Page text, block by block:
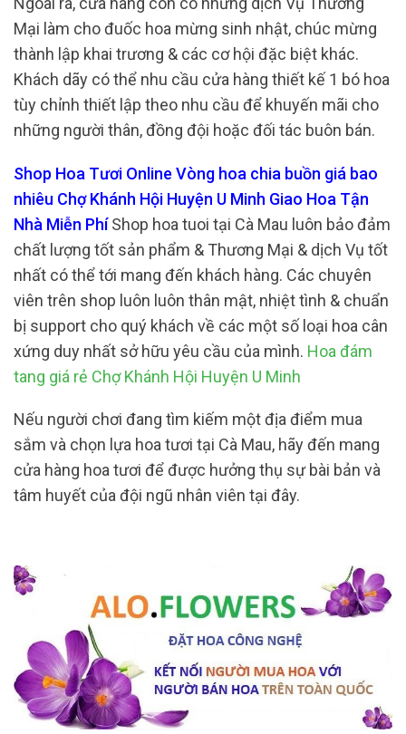
Mại làm cho đuốc hoa mừng sinh nhật, chúc mừng
thành lập khai trương & các cơ hội đặc biệt khác.
Khách dãy có thể nhu cầu cửa hàng thiết kế 1 bó hoa
tùy chỉnh thiết lập theo nhu cầu để khuyến mãi cho
những người thân, đồng đội hoặc đối tác buôn bán.
Shop Hoa Tươi Online Vòng hoa chia buồn giá bao
nhiêu Chợ Khánh Hội Huyện U Minh Giao Hoa Tận
Nhà Miễn PhíShop hoa tuoi tại Cà Mau luôn bảo đảm
chất lượng tốt sản phẩm & Thương Mại & dịch Vụ tốt
nhất có thể tới mang đến khách hàng. Các chuyên
viên trên shop luôn luôn thân mật, nhiệt tình & chuẩn
bị support cho quý khách về các một số loại hoa cân
xứng duy nhất sở hữu yêu cầu của mình. Hoa đám
tang giá rẻ Chợ Khánh Hội Huyện U Minh
Nếu người chơi đang tìm kiếm một địa điểm mua
sắm và chọn lựa hoa tươi tại Cà Mau, hãy đến mang
cửa hàng hoa tươi để được hưởng thụ sự bài bản và
tâm huyết của đội ngũ nhân viên tại đây.